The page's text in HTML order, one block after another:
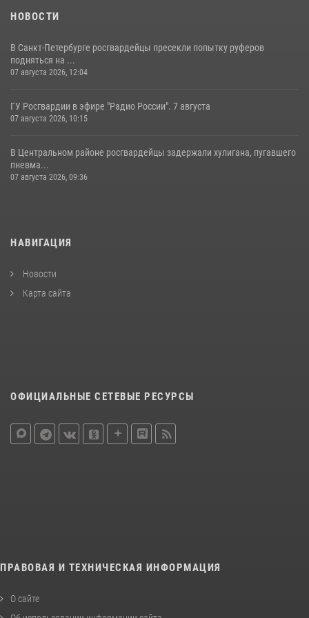
НОВОСТИ
В Санкт-Петербурге росгвардейцы пресекли попытку руферов
подняться на ...
07 августа 2026, 12:04
ГУ Росгвардии в эфире "Радио России". 7 августа
07 августа 2026, 10:15
В Центральном районе росгвардейцы задержали хулигана, пугавшего
пневма...
07 августа 2026, 09:36
НАВИГАЦИЯ
Новости
Карта сайта
ОФИЦИАЛЬНЫЕ СЕТЕВЫЕ РЕСУРСЫ
ПРАВОВАЯ И ТЕХНИЧЕСКАЯ ИНФОРМАЦИЯ
О сайте